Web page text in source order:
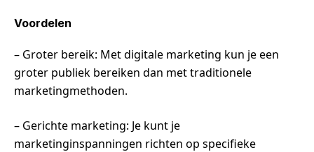
Voordelen
– Groter bereik: Met digitale marketing kun je een
groter publiek bereiken dan met traditionele
marketingmethoden.
– Gerichte marketing: Je kunt je
marketinginspanningen richten op specifieke